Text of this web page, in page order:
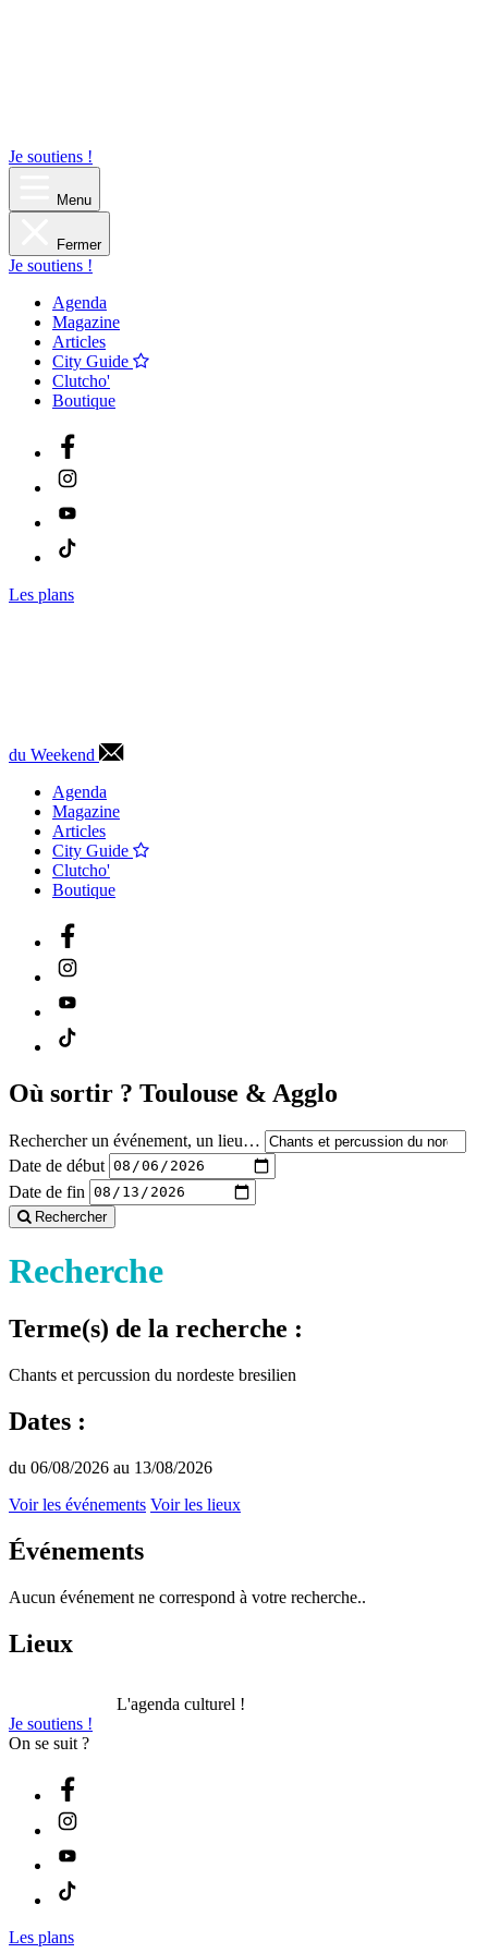
Je soutiens !
Menu
Fermer
Je soutiens !
Agenda
Magazine
Articles
City Guide
Clutcho'
Boutique
Les plans
du Weekend
Agenda
Magazine
Articles
City Guide
Clutcho'
Boutique
Où sortir ? Toulouse & Agglo
Rechercher un événement, un lieu…
Date de début
Date de fin
Rechercher
Recherche
Terme(s) de la recherche :
Chants et percussion du nordeste bresilien
Dates :
du 06/08/2026 au 13/08/2026
Voir les événements Voir les lieux
Événements
Aucun événement ne correspond à votre recherche..
Lieux
L'agenda culturel !
Je soutiens !
On se suit ?
Les plans